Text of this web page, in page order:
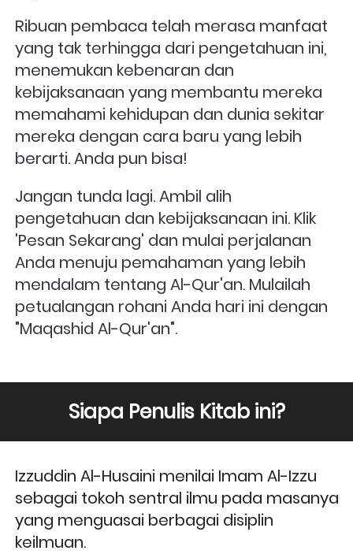
Ribuan pembaca telah merasa manfaat
yang tak terhingga dari pengetahuan ini,
menemukan kebenaran dan
kebijaksanaan yang membantu mereka
memahami kehidupan dan dunia sekitar
mereka dengan cara baru yang lebih
berarti. Anda pun bisa!
Jangan tunda lagi. Ambil alih
pengetahuan dan kebijaksanaan ini. Klik
'Pesan Sekarang' dan mulai perjalanan
Anda menuju pemahaman yang lebih
mendalam tentang Al-Qur'an. Mulailah
petualangan rohani Anda hari ini dengan
"Maqashid Al-Qur'an".
Siapa Penulis Kitab ini?
Izzuddin Al-Husaini menilai Imam Al-Izzu
sebagai tokoh sentral ilmu pada masanya
yang menguasai berbagai disiplin
keilmuan.